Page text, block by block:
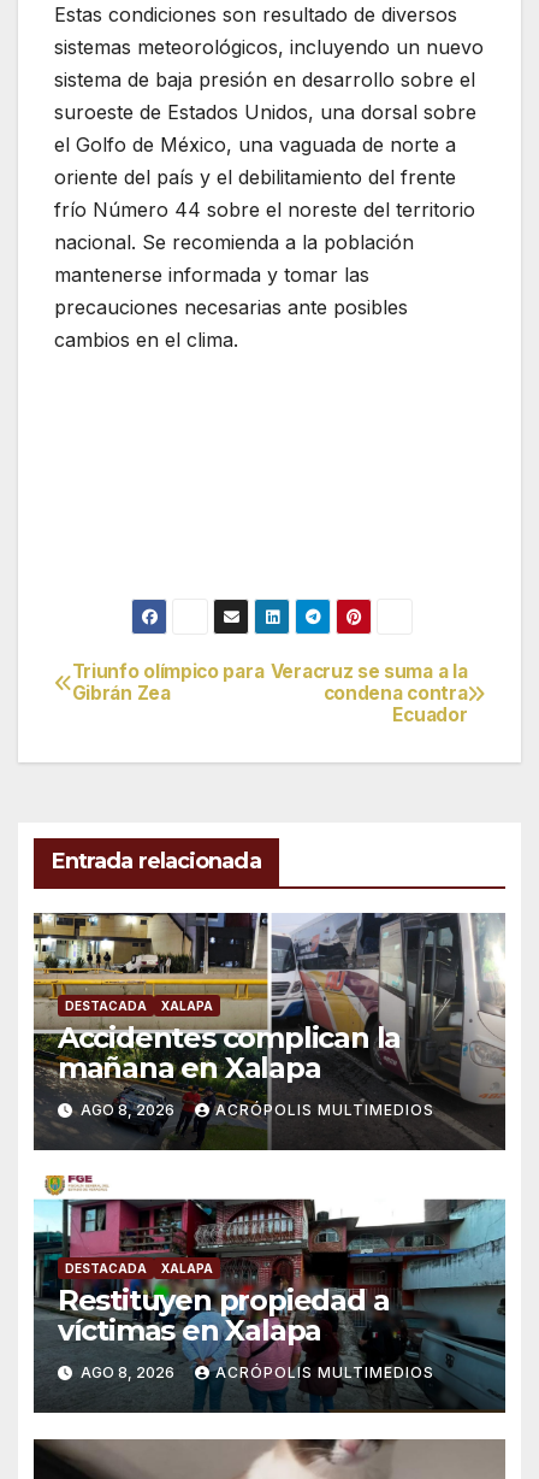
Estas condiciones son resultado de diversos
sistemas meteorológicos, incluyendo un nuevo
sistema de baja presión en desarrollo sobre el
suroeste de Estados Unidos, una dorsal sobre
el Golfo de México, una vaguada de norte a
oriente del país y el debilitamiento del frente
frío Número 44 sobre el noreste del territorio
nacional. Se recomienda a la población
mantenerse informada y tomar las
precauciones necesarias ante posibles
cambios en el clima.
Navegación Veracruz se suma a la
condena contra
Ecuador
Triunfo olímpico para
Gibrán Zea
Entrada relacionada
DESTACADA XALAPA
Accidentes complican la
mañana en Xalapa
AGO 8, 2026 ACRÓPOLIS MULTIMEDIOS
DESTACADA XALAPA
Restituyen propiedad a
víctimas en Xalapa
AGO 8, 2026 ACRÓPOLIS MULTIMEDIOS